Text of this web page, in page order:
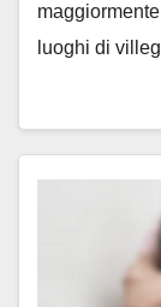
luoghi di